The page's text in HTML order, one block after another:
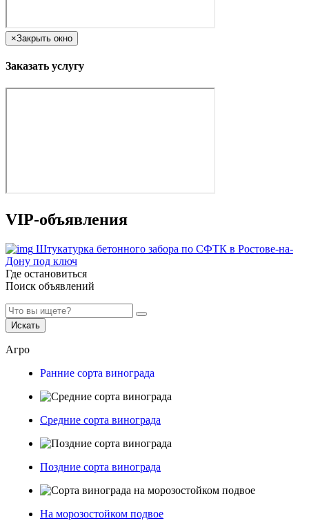
×Закрыть окно
Заказать услугу
VIP-объявления
Штукатурка бетонного забора по СФТК в Ростове-на-
Дону под ключ
Где остановиться
Поиск объявлений
Искать
Агро
Ранние сорта винограда
Средние сорта винограда
Поздние сорта винограда
На морозостойком подвое